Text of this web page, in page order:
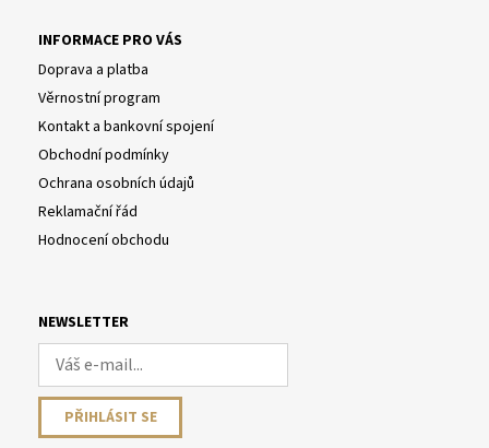
INFORMACE PRO VÁS
Doprava a platba
Věrnostní program
Kontakt a bankovní spojení
Obchodní podmínky
Ochrana osobních údajů
Reklamační řád
Hodnocení obchodu
NEWSLETTER